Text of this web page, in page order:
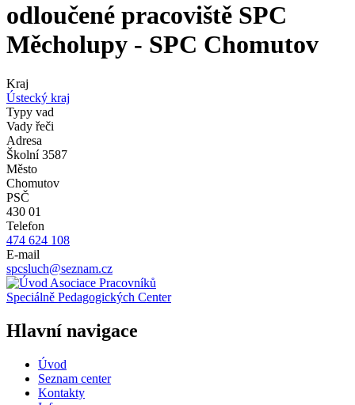
odloučené pracoviště SPC
Měcholupy - SPC Chomutov
Kraj
Ústecký kraj
Typy vad
Vady řeči
Adresa
Školní 3587
Město
Chomutov
PSČ
430 01
Telefon
474 624 108
E-mail
spcsluch@seznam.cz
Asociace Pracovníků
Speciálně Pedagogických Center
Hlavní navigace
Úvod
Seznam center
Kontakty